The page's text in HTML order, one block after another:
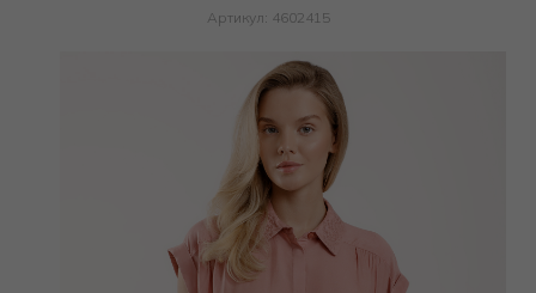
Артикул: 4602415